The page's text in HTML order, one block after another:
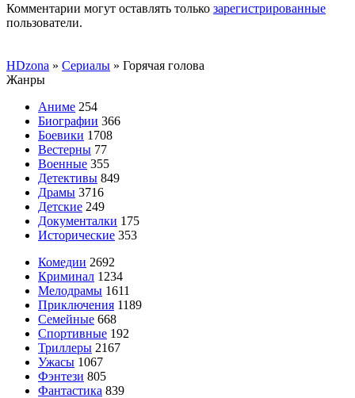
Комментарии могут оставлять только зарегистрированные
пользователи.
HDzona » Сериалы » Горячая голова
Жанры
Аниме 254
Биографии 366
Боевики 1708
Вестерны 77
Военные 355
Детективы 849
Драмы 3716
Детские 249
Документалки 175
Исторические 353
Комедии 2692
Криминал 1234
Мелодрамы 1611
Приключения 1189
Семейные 668
Спортивные 192
Триллеры 2167
Ужасы 1067
Фэнтези 805
Фантастика 839